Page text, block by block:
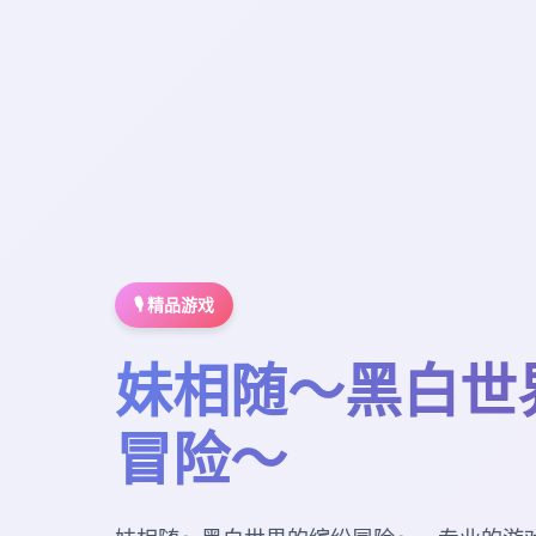
🎙️ 精品游戏
妹相随～黑白
冒险～